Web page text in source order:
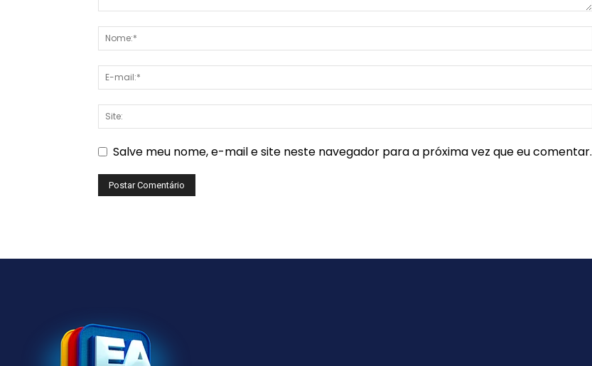
Salve meu nome, e-mail e site neste navegador para a próxima vez que eu comentar.